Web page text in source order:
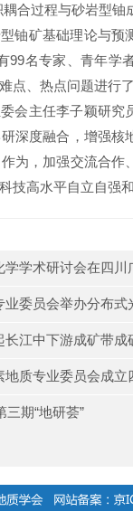
合过程与砂岩型
铀矿基础理论与
99名专家、青年学
点、热点问题进行
会主任李子颖研
深度融合，增强
为，加强交流合
技高水平自立自强
学术研讨会在四川
委员会举办分布式
江中下游成矿带成
地质专业委员会成
三期“地研荟”